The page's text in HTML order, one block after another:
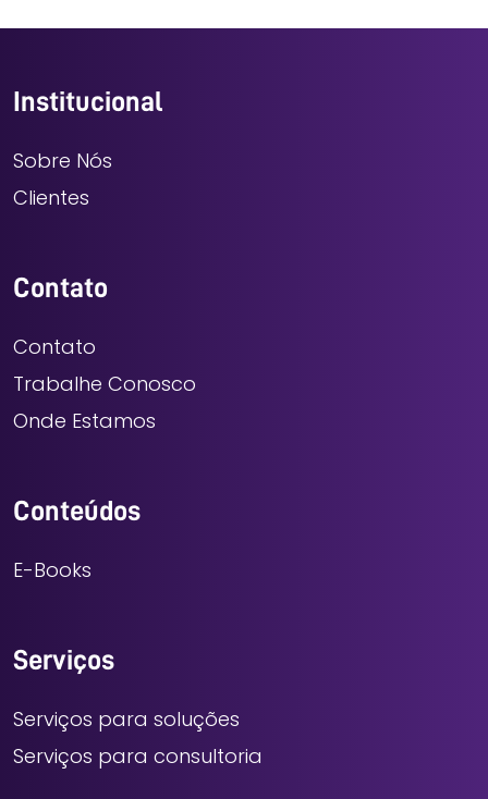
Institucional
Sobre Nós
Clientes
Contato
Contato
Trabalhe Conosco
Onde Estamos
Conteúdos
E-Books
Serviços
Serviços para soluções
Serviços para consultoria